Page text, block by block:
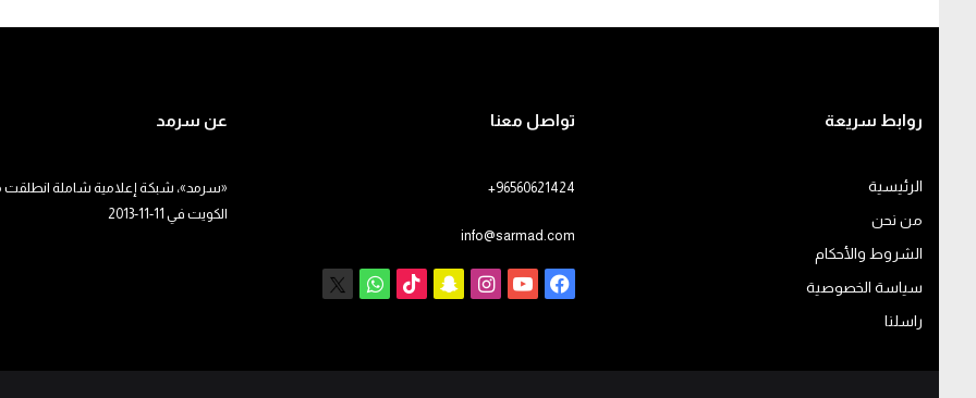
روابط سريعة
الرئيسية
من نحن
الشروط والأحكام
سياسة الخصوصية
راسلنا
تواصل معنا
+96560621424
info@sarmad.com
فيسبوك
يوتيوبانستقرام
سناب ‫TikTokواتساب
عن سرمد
«سرمد»، شبكة إعلامية شاملة انطلقت
الكويت في 11-11-2013